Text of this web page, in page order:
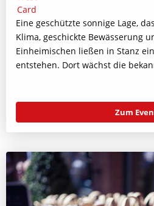
Eine geschützte sonnige Lage,
Klima, geschickte Bewässerung
Einheimischen ließen in Stanz
entstehen. Dort wächst die
Zum